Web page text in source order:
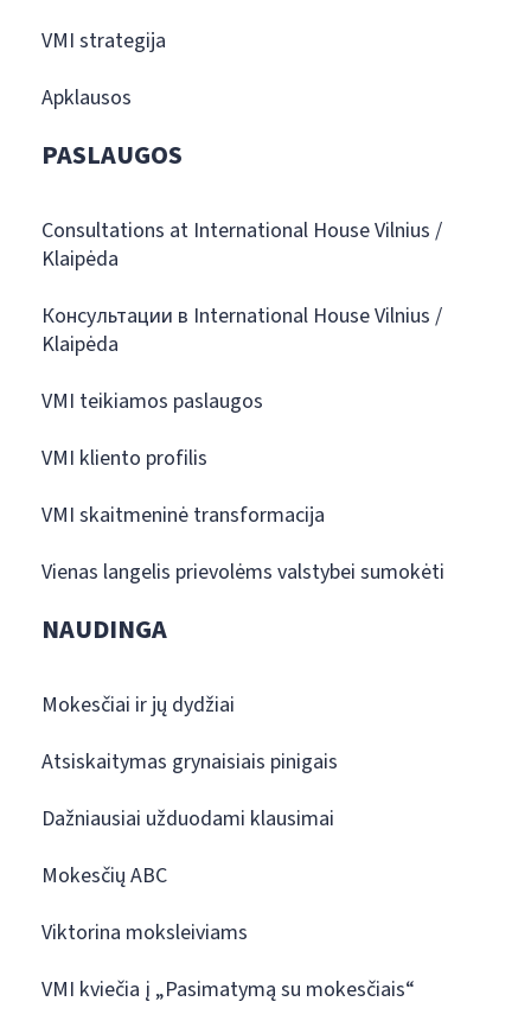
VMI strategija
Apklausos
PASLAUGOS
Consultations at International House Vilnius /
Klaipėda
Консультации в International House Vilnius /
Klaipėda
VMI teikiamos paslaugos
VMI kliento profilis
VMI skaitmeninė transformacija
Vienas langelis prievolėms valstybei sumokėti
NAUDINGA
Mokesčiai ir jų dydžiai
Atsiskaitymas grynaisiais pinigais
Dažniausiai užduodami klausimai
Mokesčių ABC
Viktorina moksleiviams
VMI kviečia į „Pasimatymą su mokesčiais“